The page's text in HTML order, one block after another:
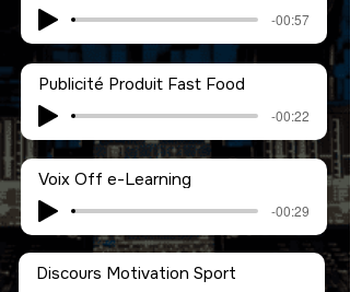
-00:57
Publicité Produit Fast Food
-00:22
Voix Off e-Learning
-00:29
Discours Motivation Sport